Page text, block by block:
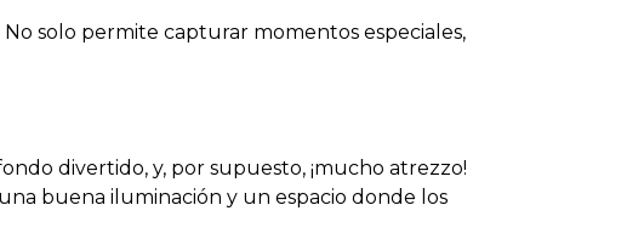
solo permite capturar momentos especiales,
divertido, y, por supuesto, ¡mucho atrezzo!
buena iluminación y un espacio donde los